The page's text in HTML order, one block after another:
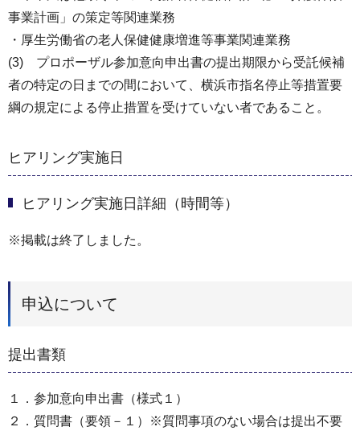
事業計画」の策定等関連業務
・厚生労働省の老人保健健康増進等事業関連業務
(3) プロポーザル参加意向申出書の提出期限から受託候補
者の特定の日までの間において、横浜市指名停止等措置要
綱の規定による停止措置を受けていない者であること。
ヒアリング実施日
ヒアリング実施日詳細（時間等）
※掲載は終了しました。
申込について
提出書類
１．参加意向申出書（様式１）
２．質問書（要領－１）※質問事項のない場合は提出不要